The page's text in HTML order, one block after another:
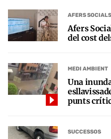
AFERS SOCIALS
Afers
del cost
MEDI AMBIENT
Una
punts
SUCCESSOS